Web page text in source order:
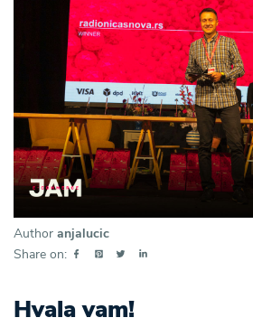
Author anjalucic
Share on:
Hvala vam!